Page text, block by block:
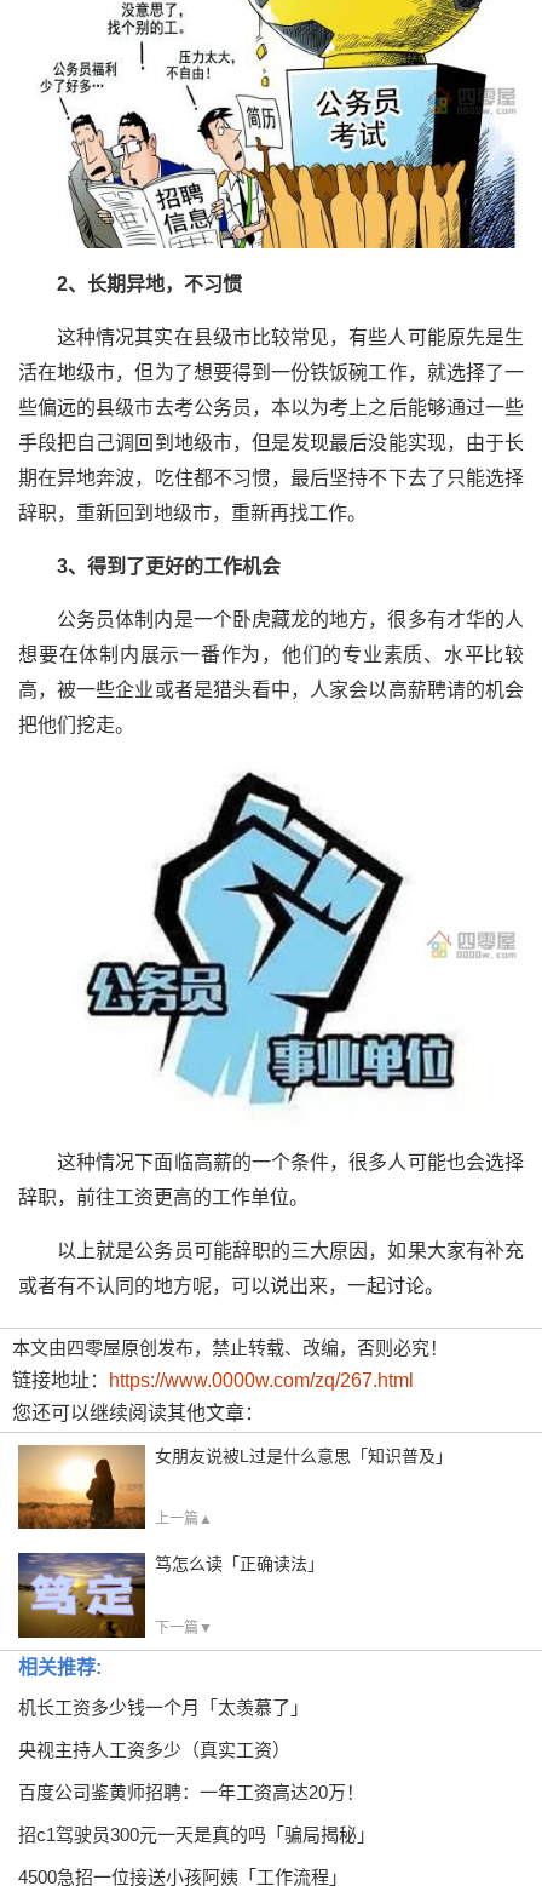
2、长期异地，不习惯
这种情况其实在县级市比较常见，有些人可能原先是生
活在地级市，但为了想要得到一份铁饭碗工作，就选择了一
些偏远的县级市去考公务员，本以为考上之后能够通过一些
手段把自己调回到地级市，但是发现最后没能实现，由于长
期在异地奔波，吃住都不习惯，最后坚持不下去了只能选择
辞职，重新回到地级市，重新再找工作。
3、得到了更好的工作机会
公务员体制内是一个卧虎藏龙的地方，很多有才华的人
想要在体制内展示一番作为，他们的专业素质、水平比较
高，被一些企业或者是猎头看中，人家会以高薪聘请的机会
把他们挖走。
这种情况下面临高薪的一个条件，很多人可能也会选择
辞职，前往工资更高的工作单位。
以上就是公务员可能辞职的三大原因，如果大家有补充
或者有不认同的地方呢，可以说出来，一起讨论。
本文由四零屋原创发布，禁止转载、改编，否则必究！
链接地址：
https://www.0000w.com/zq/267.html
您还可以继续阅读其他文章：
女朋友说被L过是什么意思「知识普及」
上一篇▲
笃怎么读「正确读法」
下一篇▼
相关推荐:
机长工资多少钱一个月「太羡慕了」
央视主持人工资多少（真实工资）
百度公司鉴黄师招聘：一年工资高达20万！
招c1驾驶员300元一天是真的吗「骗局揭秘」
4500急招一位接送小孩阿姨「工作流程」